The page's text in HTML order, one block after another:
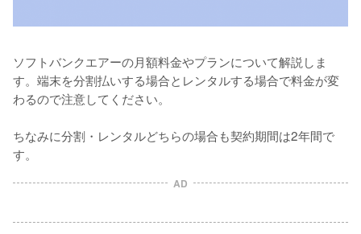
ソフトバンクエアーの月額料金やプランについて解説しま
す。端末を分割払いする場合とレンタルする場合で料金が変
わるので注意してください。
ちなみに分割・レンタルどちらの場合も契約期間は2年間で
す。
AD